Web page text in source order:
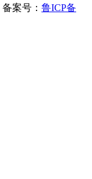
备案号： 鲁ICP备